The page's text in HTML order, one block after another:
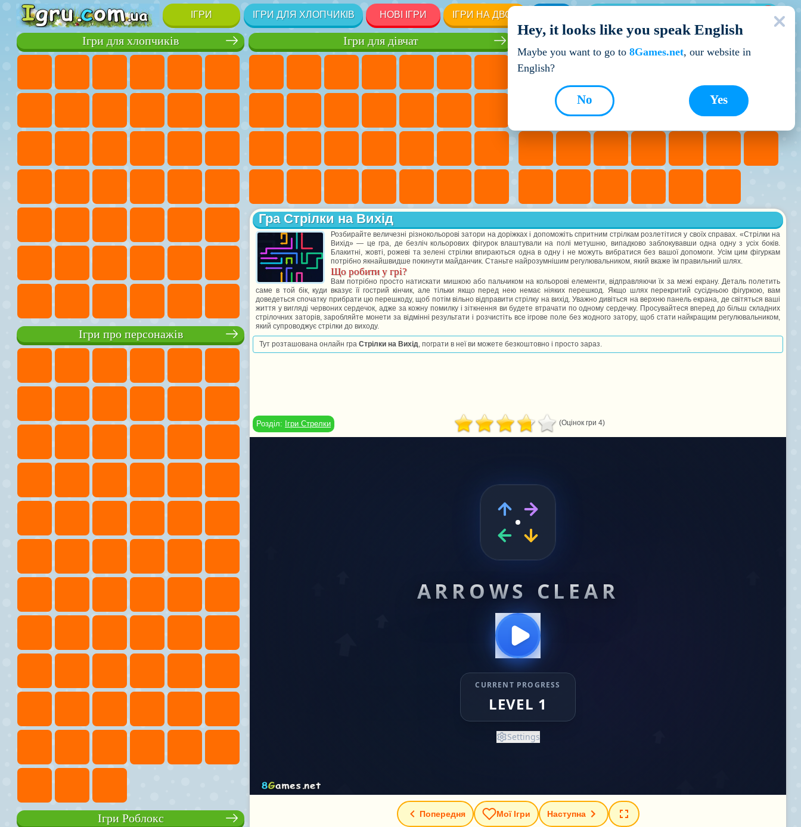
ІГРИ ІГРИ ДЛЯ ХЛОПЧИКІВ НОВІ ІГРИ ІГРИ НА ДВОХ
Кращі ігри
Ігри для дівчат
Ігри для хлопчиків
Ігри про персонажів
Ігри Роблокс
Гра Стрілки на Вихід
Розбирайте величезні різнокольорові затори на доріжках і допоможіть спритним стрілкам розлетітися у своїх справах. «Стрілки на
Вихід» — це гра, де безліч кольорових фігурок влаштували на полі метушню, випадково заблокувавши одна одну з усіх боків.
Блакитні, жовті, рожеві та зелені стрілки впираються одна в одну і не можуть вибратися без вашої допомоги. Усім цим фігуркам
потрібно якнайшвидше покинути майданчик. Станьте найрозумнішим регулювальником, який вкаже їм правильний шлях.
Що робити у грі?
Вам потрібно просто натискати мишкою або пальчиком на кольорові елементи, відправляючи їх за межі екрану. Деталь полетить
саме в той бік, куди вказує її гострий кінчик, але тільки якщо перед нею немає ніяких перешкод. Якщо шлях перекритий сусідньою фігуркою, вам
доведеться спочатку прибрати цю перешкоду, щоб потім вільно відправити стрілку на вихід. Уважно дивіться на верхню панель екрана, де світяться ваші
життя у вигляді червоних сердечок, адже за кожну помилку і зіткнення ви будете втрачати по одному сердечку. Просувайтеся вперед до більш складних
стрілочних заторів, заробляйте монети за відмінні результати і розчистіть все ігрове поле без жодного затору, щоб стати найкращим регулювальником,
який супроводжує стрілки до виходу.
Тут розташована онлайн гра Стрілки на Вихід, пограти в неї ви можете безкоштовно і просто зараз.
Розділ: Ігри Стрелки (Оцінок гри 4)
Попередня Мої Ігри Наступна
Hey, it looks like you speak English
Maybe you want to go to 8Games.net, our website in
English?
Yes
No